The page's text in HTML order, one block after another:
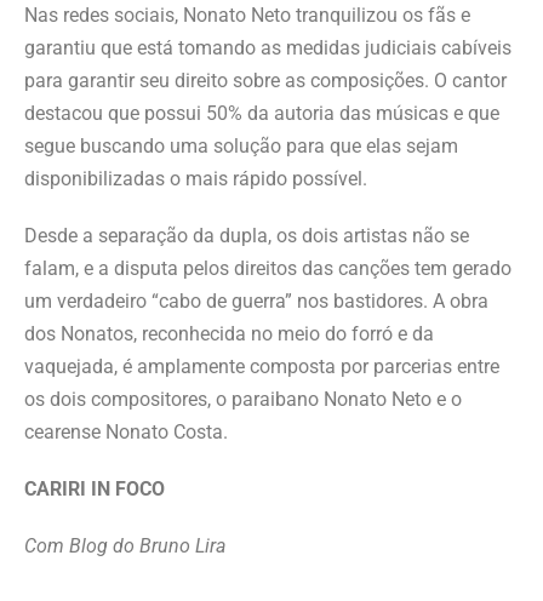
Nas redes sociais, Nonato Neto tranquilizou os fãs e
garantiu que está tomando as medidas judiciais cabíveis
para garantir seu direito sobre as composições. O cantor
destacou que possui 50% da autoria das músicas e que
segue buscando uma solução para que elas sejam
disponibilizadas o mais rápido possível.
Desde a separação da dupla, os dois artistas não se
falam, e a disputa pelos direitos das canções tem gerado
um verdadeiro “cabo de guerra” nos bastidores. A obra
dos Nonatos, reconhecida no meio do forró e da
vaquejada, é amplamente composta por parcerias entre
os dois compositores, o paraibano Nonato Neto e o
cearense Nonato Costa.
CARIRI IN FOCO
Com Blog do Bruno Lira